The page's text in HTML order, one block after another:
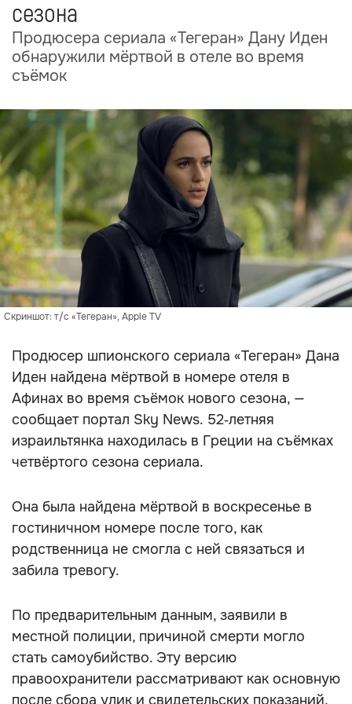
сезона
Продюсера сериала «Тегеран» Дану Иден
обнаружили мёртвой в отеле во время
съёмок
Скриншот: т/с «Тегеран», Apple TV
Продюсер шпионского сериала «Тегеран» Дана
Иден найдена мёртвой в номере отеля в
Афинах во время съёмок нового сезона, —
сообщает портал Sky News. 52‑летняя
израильтянка находилась в Греции на съёмках
четвёртого сезона сериала.
Она была найдена мёртвой в воскресенье в
гостиничном номере после того, как
родственница не смогла с ней связаться и
забила тревогу.
По предварительным данным, заявили в
местной полиции, причиной смерти могло
стать самоубийство. Эту версию
правоохранители рассматривают как основную
после сбора улик и свидетельских показаний.